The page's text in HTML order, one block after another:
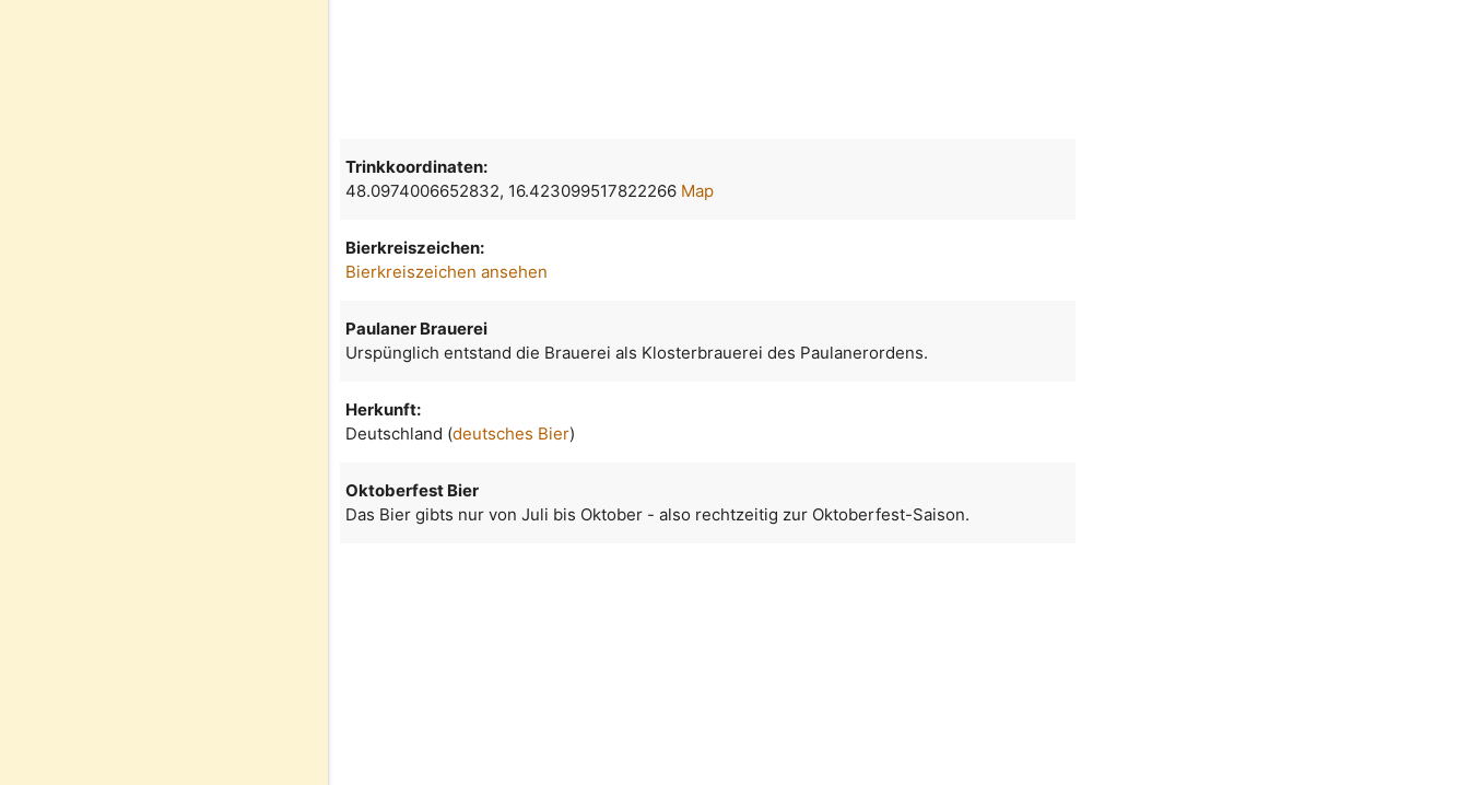
Trinkkoordinaten:
48.0974006652832, 16.423099517822266 Map
Bierkreiszeichen:
Bierkreiszeichen ansehen
Paulaner Brauerei
Urspünglich entstand die Brauerei als Klosterbrauerei des Paulanerordens.
Herkunft:
Deutschland (deutsches Bier)
Oktoberfest Bier
Das Bier gibts nur von Juli bis Oktober - also rechtzeitig zur Oktoberfest-Saison.